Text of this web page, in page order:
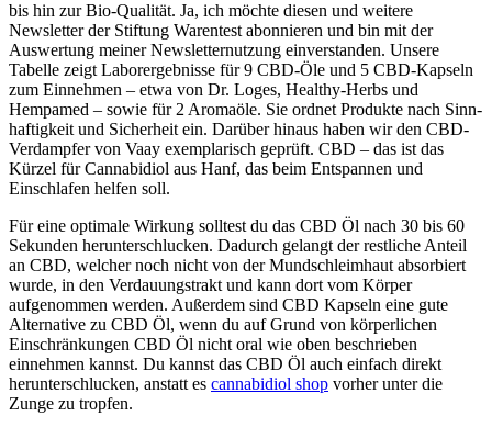
bis hin zur Bio-Qualität. Ja, ich möchte diesen und weitere
Newsletter der Stiftung Warentest abonnieren und bin mit der
Auswertung meiner Newsletternutzung einverstanden. Unsere
Tabelle zeigt Labor­ergeb­nisse für 9 CBD-Öle und 5 CBD-Kapseln
zum Einnehmen – etwa von Dr. Loges, Heal­thy-Herbs und
Hempamed – sowie für 2 Aromaöle. Sie ordnet Produkte nach Sinn­
haftig­keit und Sicherheit ein. Darüber hinaus haben wir den CBD-
Verdampfer von Vaay exemplarisch geprüft. CBD – das ist das
Kürzel für Cannabidiol aus Hanf, das beim Entspannen und
Einschlafen helfen soll.
Für eine optimale Wirkung solltest du das CBD Öl nach 30 bis 60
Sekunden herunterschlucken. Dadurch gelangt der restliche Anteil
an CBD, welcher noch nicht von der Mundschleimhaut absorbiert
wurde, in den Verdauungstrakt und kann dort vom Körper
aufgenommen werden. Außerdem sind CBD Kapseln eine gute
Alternative zu CBD Öl, wenn du auf Grund von körperlichen
Einschränkungen CBD Öl nicht oral wie oben beschrieben
einnehmen kannst. Du kannst das CBD Öl auch einfach direkt
herunterschlucken, anstatt es cannabidiol shop vorher unter die
Zunge zu tropfen.